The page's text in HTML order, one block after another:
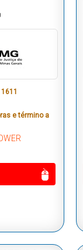
e término a